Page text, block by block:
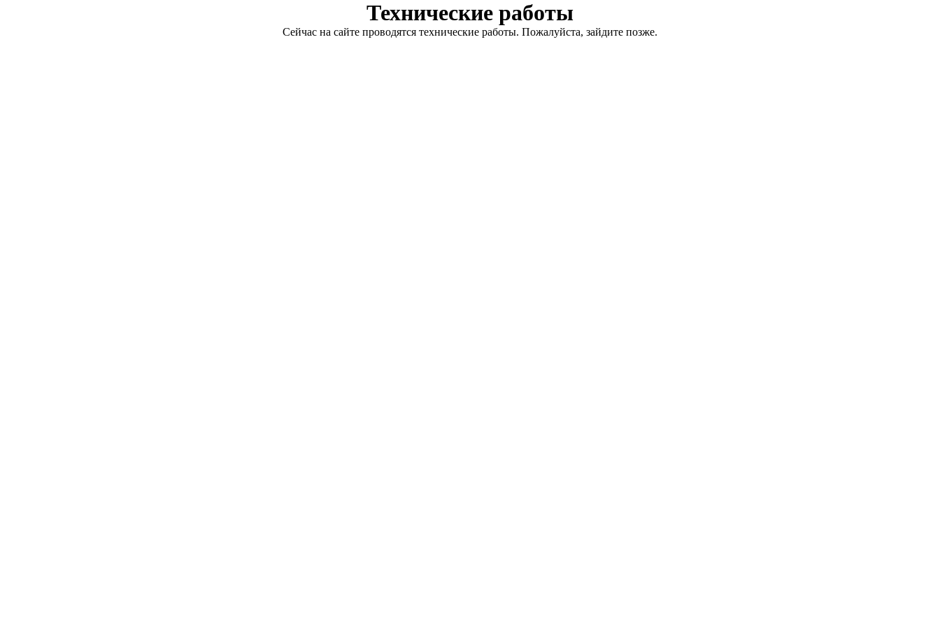
Технические работы
Сейчас на сайте проводятся технические работы. Пожалуйста, зайдите позже.